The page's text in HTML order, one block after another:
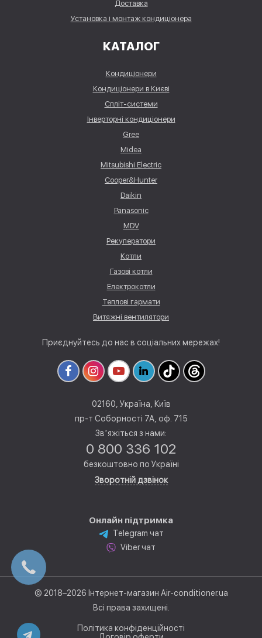
Доставка
Установка і монтаж кондиціонера
КАТАЛОГ
Кондиціонери
Кондиціонери в Києві
Спліт-системи
Інверторні кондиціонери
Gree
Midea
Mitsubishi Electric
Cooper&Hunter
Daikin
Panasonic
MDV
Рекуператори
Котли
Газові котли
Електрокотли
Теплові гармати
Витяжні вентилятори
Приєднуйтесь до нас в соціальних мережах!
02160, Україна, Київ
пр-т Соборності 7А, оф. 715
Звʼяжіться з нами:
0 800 336 102
безкоштовно по Україні
Зворотній дзвінок
Онлайн підтримка
Telegram чат
Viber чат
© 2018–2026 Інтернет-магазин Air-conditioner.ua
Всі права захищені.
Політика конфіденційності